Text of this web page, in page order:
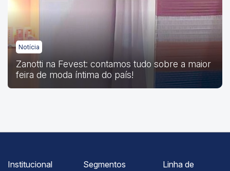
Notícia
Zanotti na Fevest: contamos tudo sobre a maior
feira de moda íntima do país!
Institucional Segmentos
Linha de